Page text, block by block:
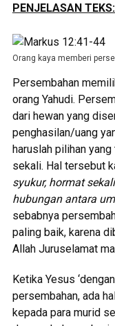
PENJELASAN TEKS:
Orang kaya memberi
Persembahan
orang Yahudi.
dari hewan yang
penghasilan/uang
haruslah pilihan
sekali. Hal tersebut
syukur, hormat
hubungan antara
sebabnya
paling baik, karena
Allah Juruselamat
Ketika Yesus
persembahan, ada
kepada para murid